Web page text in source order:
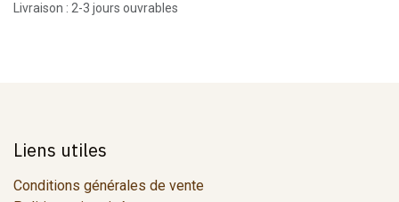
Livraison : 2-3 jours ouvrables
Liens utiles
Conditions générales de vente